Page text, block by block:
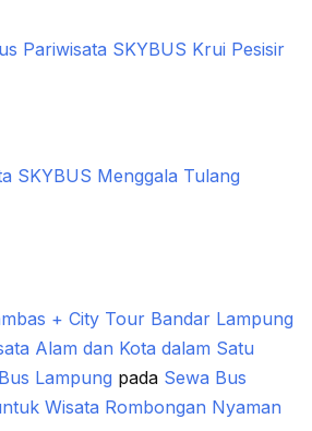
Pariwisata SKYBUS Krui Pesisir
SKYBUS Menggala Tulang
+ City Tour Bandar Lampung
Alam dan Kota dalam Satu
Lampung pada Sewa Bus
Wisata Rombongan Nyaman